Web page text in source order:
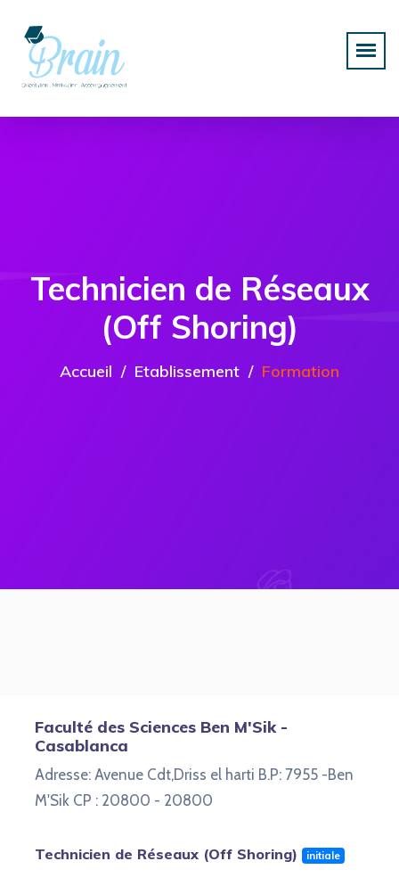
Technicien de Réseaux
(Off Shoring)
Accueil Etablissement Formation
Faculté des Sciences Ben M'Sik -
Casablanca
Adresse: Avenue Cdt,Driss el harti B.P: 7955 -Ben
M'Sik CP : 20800 - 20800
Technicien de Réseaux (Off Shoring) initiale